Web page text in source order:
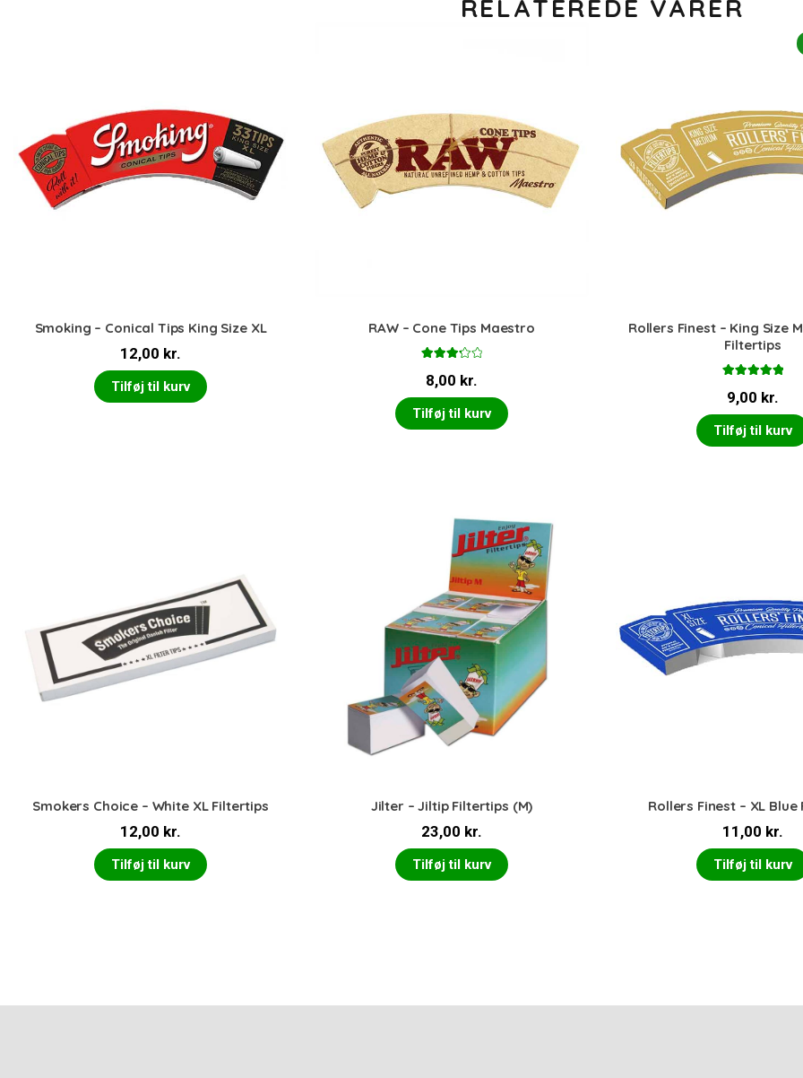
RELATEREDE VARER
Smoking – Conical Tips King Size XL
12,00 kr.
Tilføj til kurv
RAW – Cone Tips Maestro
t3.33
ud af 5
8,00 kr.
Tilføj til kurv
Rollers Finest – King Size
Filtertips
5.00ud af 5
9,00 kr.
Tilføj til kurv
Smokers Choice – White XL Filtertips
12,00 kr.
Tilføj til kurv
Jilter – Jiltip Filtertips (M)
23,00 kr.
Tilføj til kurv
Rollers Finest – XL
11,00 kr.
Tilføj til kurv